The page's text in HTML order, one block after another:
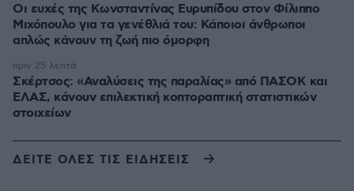
Οι ευχές της Κωνσταντίνας Ευρυπίδου στον Φίλιππο
Μιχόπουλο για τα γενέθλιά του: Κάποιοι άνθρωποι
απλώς κάνουν τη ζωή πιο όμορφη
Σκέρτσος: «Αναλύσεις της παραλίας» από ΠΑΣΟΚ και
ΕΛΑΣ, κάνουν επιλεκτική κοπτοραπτική στατιστικών
στοιχείων
πριν 25 λεπτά
ΔΕΙΤΕ ΟΛΕΣ ΤΙΣ ΕΙΔΗΣΕΙΣ